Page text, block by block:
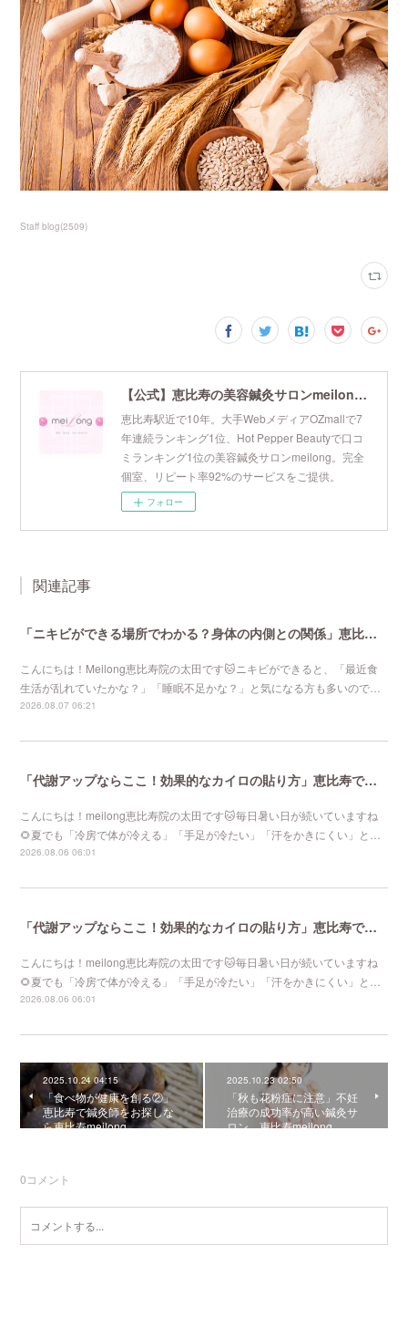
Staff blog(2509)
【公式】恵比寿の美容鍼灸サロンmeilong｜ツボを押さえた針・お灸の治療で美容と健康を叶えます
恵比寿駅近で10年。大手WebメディアOZmallで7
年連続ランキング1位、Hot Pepper Beautyで口コ
ミランキング1位の美容鍼灸サロンmeilong。完全
個室、リピート率92%のサービスをご提供。
フォロー
関連記事
「ニキビができる場所でわかる？身体の内側との関係」恵比寿で口コミNo 1美容鍼灸ならmeilong
こんにちは！Meilong恵比寿院の太田です🐱ニキビができると、「最近食
生活が乱れていたかな？」「睡眠不足かな？」と気になる方も多いので…
2026.08.07 06:21
「代謝アップならここ！効果的なカイロの貼り方」恵比寿で口コミNo 1美容鍼灸ならmeilong
こんにちは！meilong恵比寿院の太田です🐱毎日暑い日が続いていますね
🌻夏でも「冷房で体が冷える」「手足が冷たい」「汗をかきにくい」と…
2026.08.06 06:01
「代謝アップならここ！効果的なカイロの貼り方」恵比寿で口コミNo 1美容鍼灸ならmeilong
こんにちは！meilong恵比寿院の太田です🐱毎日暑い日が続いていますね
🌻夏でも「冷房で体が冷える」「手足が冷たい」「汗をかきにくい」と…
2026.08.06 06:01
2025.10.24 04:15
「食べ物が健康を創る②」
恵比寿で鍼灸師をお探しな
ら恵比寿meilong
2025.10.23 02:50
「秋も花粉症に注意」不妊
治療の成功率が高い鍼灸サ
ロン 恵比寿meilong
0コメント